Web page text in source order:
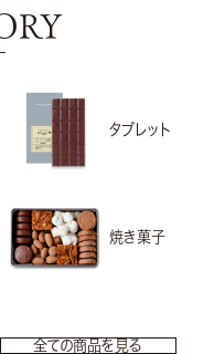
タブレット
焼き菓子
全ての商品を見る